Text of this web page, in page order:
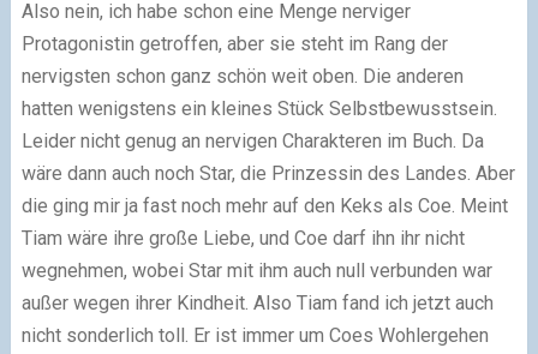
Also nein, ich habe schon eine Menge nerviger
Protagonistin getroffen, aber sie steht im Rang der
nervigsten schon ganz schön weit oben. Die anderen
hatten wenigstens ein kleines Stück Selbstbewusstsein.
Leider nicht genug an nervigen Charakteren im Buch. Da
wäre dann auch noch Star, die Prinzessin des Landes. Aber
die ging mir ja fast noch mehr auf den Keks als Coe. Meint
Tiam wäre ihre große Liebe, und Coe darf ihn ihr nicht
wegnehmen, wobei Star mit ihm auch null verbunden war
außer wegen ihrer Kindheit. Also Tiam fand ich jetzt auch
nicht sonderlich toll. Er ist immer um Coes Wohlergehen